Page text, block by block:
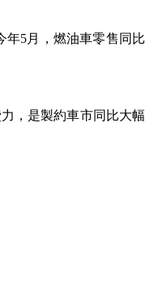
年5月，燃油車零售同比
，是製約車市同比大幅